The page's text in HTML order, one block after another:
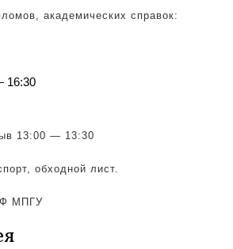
академических справок:
16:30
13:00 — 13:30
обходной лист.
МПГУ